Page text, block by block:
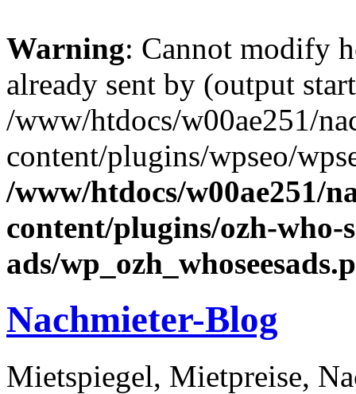
Warning: Cannot modify
already sent by (output
/www/htdocs/w00ae251/
content/plugins/wpseo/
/www/htdocs/w00ae251/
content/plugins/ozh-who-
ads/
Nachmieter-Blog
Mietspiegel, Mietpreise,